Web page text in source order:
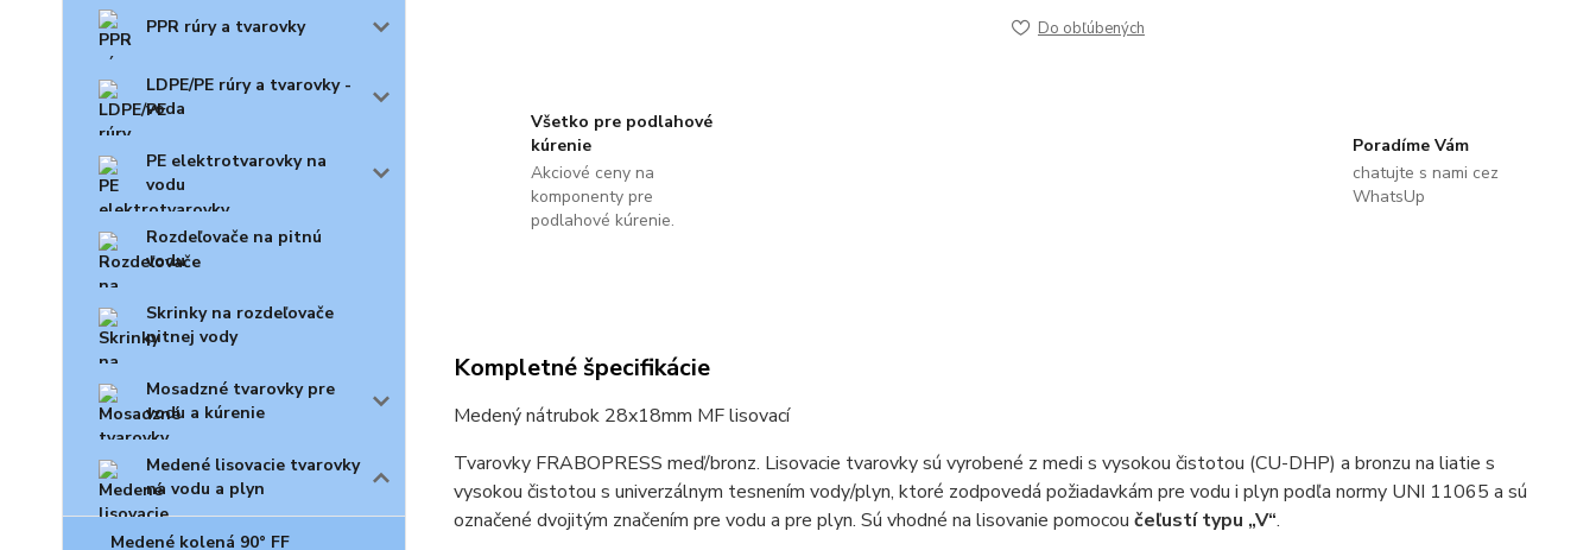
PPR rúry a tvarovky
LDPE/PE rúry a tvarovky -
voda
PE elektrotvarovky na
vodu
Rozdeľovače na pitnú
vodu
Skrinky na rozdeľovače
pitnej vody
Mosadzné tvarovky pre
vodu a kúrenie
Medené lisovacie tvarovky
na vodu a plyn
Medené kolená 90° FF
Do obľúbených
Všetko pre podlahové
kúrenie
Akciové ceny na
komponenty pre
podlahové kúrenie.
Poradíme Vám
chatujte s nami cez
WhatsUp
Kompletné špecifikácie
Medený nátrubok 28x18mm MF lisovací
Tvarovky FRABOPRESS meď/bronz. Lisovacie tvarovky sú vyrobené z medi s vysokou čistotou (CU-DHP) a bronzu na liatie s
vysokou čistotou s univerzálnym tesnením vody/plyn, ktoré zodpovedá požiadavkám pre vodu i plyn podľa normy UNI 11065 a sú
označené dvojitým značením pre vodu a pre plyn. Sú vhodné na lisovanie pomocou čeľustí typu „V“.